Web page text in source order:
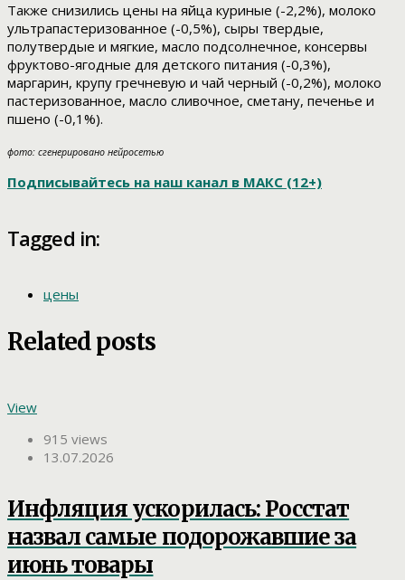
Также снизились цены на яйца куриные (-2,2%), молоко
ультрапастеризованное (-0,5%), сыры твердые,
полутвердые и мягкие, масло подсолнечное, консервы
фруктово-ягодные для детского питания (-0,3%),
маргарин, крупу гречневую и чай черный (-0,2%), молоко
пастеризованное, масло сливочное, сметану, печенье и
пшено (-0,1%).
фото: сгенерировано нейросетью
Подписывайтесь на наш канал в МАКС (12+)
Tagged in:
цены
Related posts
View
915 views
13.07.2026
Инфляция ускорилась: Росстат
назвал самые подорожавшие за
июнь товары